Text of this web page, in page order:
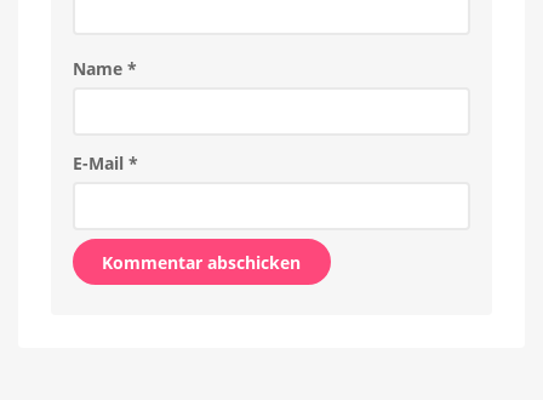
Name *
E-Mail *